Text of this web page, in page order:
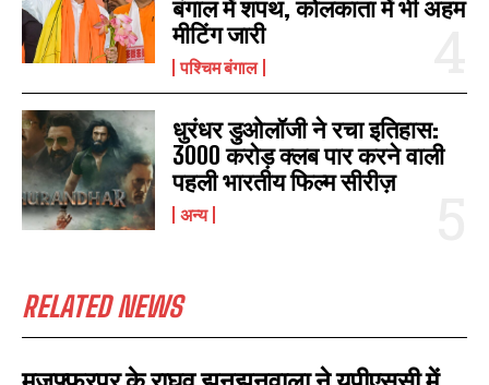
I WANT IN
बंगाल में शपथ, कोलकाता में भी अहम
मीटिंग जारी
पश्चिम बंगाल
धुरंधर डुओलॉजी ने रचा इतिहास:
3000 करोड़ क्लब पार करने वाली
पहली भारतीय फिल्म सीरीज़
अन्य
RELATED NEWS